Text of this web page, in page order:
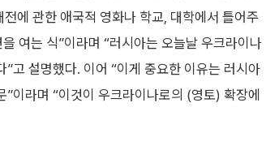
에 관한 애국적 영화나 학교, 대학에서 틀어주
여는 식”이라며 “러시아는 오늘날 우크라이나
고 설명했다. 이어 “이게 중요한 이유는 러시아
이라며 “이것이 우크라이나로의 (영토) 확장에